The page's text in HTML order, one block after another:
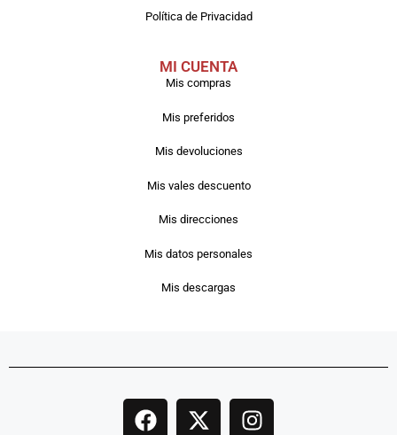
Política de Privacidad
MI CUENTA
Mis compras
Mis preferidos
Mis devoluciones
Mis vales descuento
Mis direcciones
Mis datos personales
Mis descargas